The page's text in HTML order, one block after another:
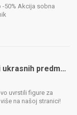
50% Akcija sobna
Vilijan, obrt za proizvodnju suvenira i ukrasnih predmeta
uvrstili figure za
na našoj stranici!